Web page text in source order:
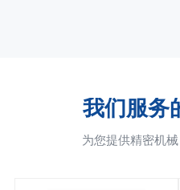
我们服务
为您提供精密机